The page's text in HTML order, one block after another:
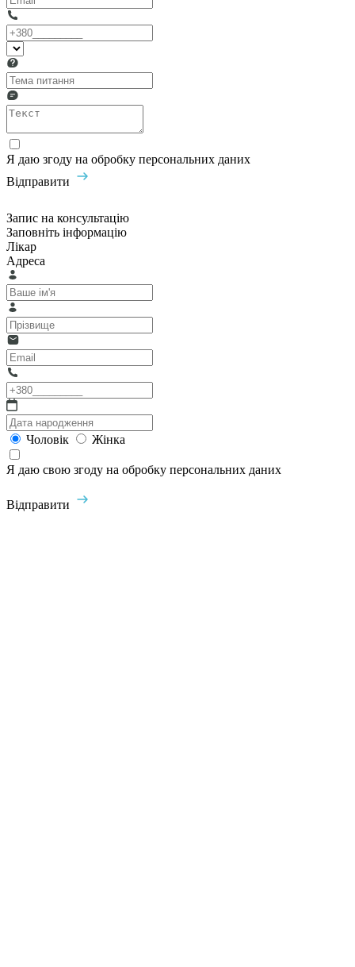
Я даю згоду на обробку персональних даних
Відправити
Запис на консультацію
Заповніть інформацію
Лікар
Адреса
Чоловік Жінка
Я даю свою згоду на обробку персональних даних
Відправити